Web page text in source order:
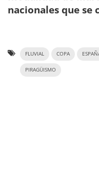
nacionales que se
FLUVIAL COPA
PIRAGÜISMO